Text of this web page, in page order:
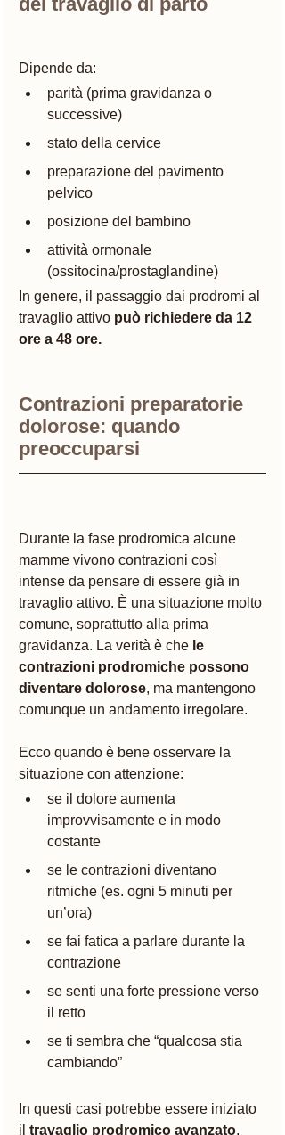
Dipende da:
parità (prima gravidanza o
successive)
stato della cervice
preparazione del pavimento
pelvico
posizione del bambino
attività ormonale
(ossitocina/prostaglandine)
In genere, il passaggio dai prodromi al
travaglio attivo può richiedere da 12
ore a 48 ore.
Contrazioni preparatorie
dolorose: quando
preoccuparsi
Durante la fase prodromica alcune
mamme vivono contrazioni così
intense da pensare di essere già in
travaglio attivo. È una situazione molto
comune, soprattutto alla prima
gravidanza. La verità è che le
contrazioni prodromiche possono
diventare dolorose, ma mantengono
comunque un andamento irregolare.
Ecco quando è bene osservare la
situazione con attenzione:
se il dolore aumenta
improvvisamente e in modo
costante
se le contrazioni diventano
ritmiche (es. ogni 5 minuti per
un’ora)
se fai fatica a parlare durante la
contrazione
se senti una forte pressione verso
il retto
se ti sembra che “qualcosa stia
cambiando”
In questi casi potrebbe essere iniziato
il travaglio prodromico avanzato,